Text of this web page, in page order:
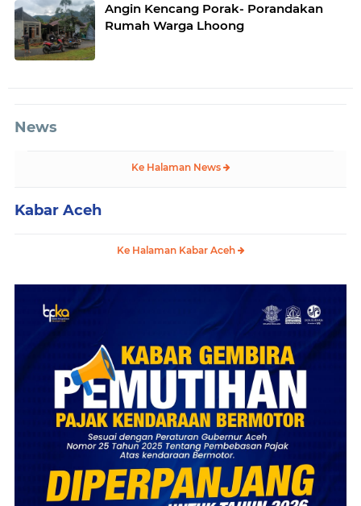
Angin Kencang Porak- Porandakan
Rumah Warga Lhoong
News
Ke Halaman News
Kabar Aceh
Ke Halaman Kabar Aceh